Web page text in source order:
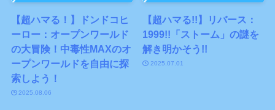
【超ハマる！】ドンドコヒ
ーロー：オープンワールド
の大冒険！中毒性MAXのオ
ープンワールドを自由に探
索しよう！
2025.08.06
【超ハマる!!】リバース：
1999!!「ストーム」の謎を
解き明かそう!!
2025.07.01